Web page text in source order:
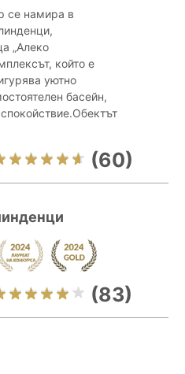
се намира в
„Алеко
който е
уютно
басейн,
(60)
(83)